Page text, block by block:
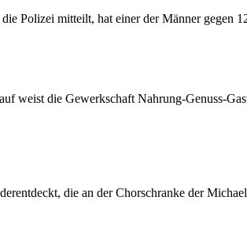
Polizei mitteilt, hat einer der Männer gegen
weist die Gewerkschaft Nahrung-Genuss-
die an der Chorschranke der